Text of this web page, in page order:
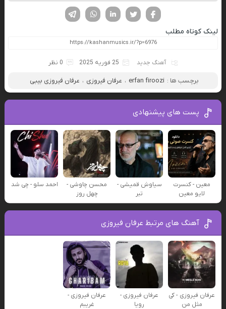
لینکدین تویتر
فیسوک
لینک کوتاه مطلب
آهنگ جدید 25 فوریه 2025 0 نظر
برچسب ها : erfan firoozi ، عرفان فیروزی ، عرفان فیروزی بیبی
پست های پیشنهادی
معین - کنسرت
لایو معین
سیاوش قمیشی -
تبر
محسن چاوشی -
چهل روز
احمد سلو - چی شد
آهنگ های مرتبط عرفان فیروزی
عرفان فیروزی - کی
مثل من
عرفان فیروزی -
رویا
عرفان فیروزی -
غریبم